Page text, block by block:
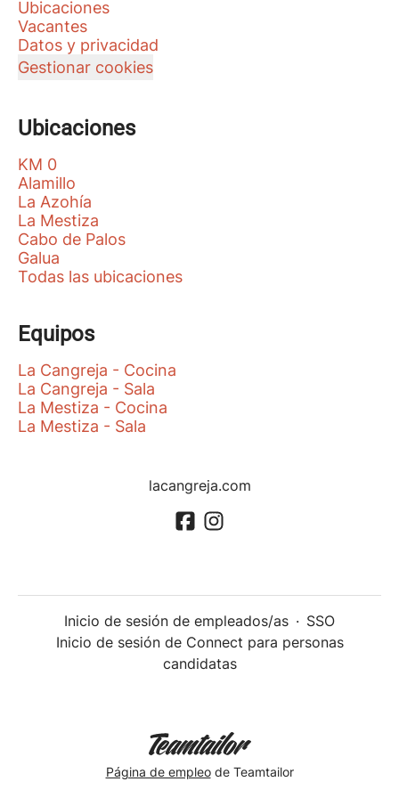
Ubicaciones
Vacantes
Datos y privacidad
Gestionar cookies
Ubicaciones
KM 0
Alamillo
La Azohía
La Mestiza
Cabo de Palos
Galua
Todas las ubicaciones
Equipos
La Cangreja - Cocina
La Cangreja - Sala
La Mestiza - Cocina
La Mestiza - Sala
lacangreja.com
Inicio de sesión de empleados/as · SSO
Inicio de sesión de Connect para personas
candidatas
Página de empleode Teamtailor